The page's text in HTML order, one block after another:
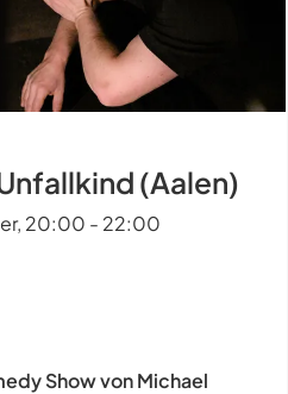
(Aalen)
20:00 - 22:00
Show von Michael